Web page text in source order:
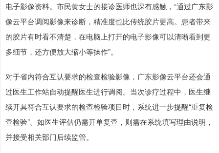
电子影像资料。市民黄女士的接诊医师也深有感触，“通过广东影
像云平台调阅影像来诊断，精准度也比传统胶片更高。患者带来
的胶片有时看不清楚，在电脑上打开的电子影像可以清晰看到更
多细节，还方便放大缩小等操作”。
对于省内符合互认要求的检查检验影像，广东影像云平台还会通
过医生工作站自动提醒医生进行调阅。当次诊疗过程中，医生继
续开具符合互认要求的检查检验项目时，系统进一步提醒“重复检
查检验”。如医生评估仍需开单复查，则需在系统填写理由说明，
并接受相关部门后续监管。